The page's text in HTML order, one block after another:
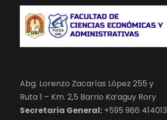
Abg. Lorenzo Zacarías López 255 y
Ruta 1 – Km. 2,5 Barrio Ka’aguy Rory
Secretaria General: +595 986 414013